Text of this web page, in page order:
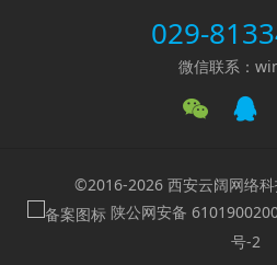
029-
微信联系：
©2016-2026 西安云阔网络
陕公网安备
号-2